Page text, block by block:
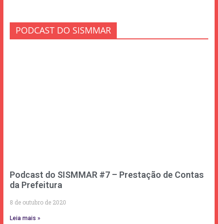
PODCAST DO SISMMAR
Podcast do SISMMAR #7 – Prestação de Contas
da Prefeitura
8 de outubro de 2020
Leia mais »